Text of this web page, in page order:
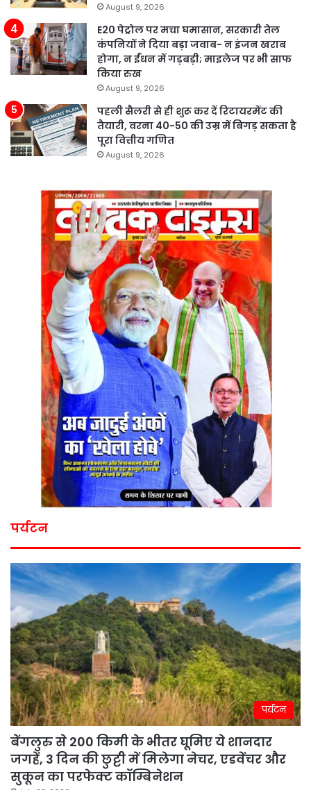
August 9, 2026
E20 पेट्रोल पर मचा घमासान, सरकारी तेल
कंपनियों ने दिया बड़ा जवाब- न इंजन खराब
होगा, न ईंधन में गड़बड़ी; माइलेज पर भी साफ
किया रुख
August 9, 2026
पहली सैलरी से ही शुरू कर दें रिटायरमेंट की
तैयारी, वरना 40-50 की उम्र में बिगड़ सकता है
पूरा वित्तीय गणित
August 9, 2026
पर्यटन
पर्यटन
बेंगलुरु से 200 किमी के भीतर घूमिए ये शानदार
जगहें, 3 दिन की छुट्टी में मिलेगा नेचर, एडवेंचर और
सुकून का परफेक्ट कॉम्बिनेशन